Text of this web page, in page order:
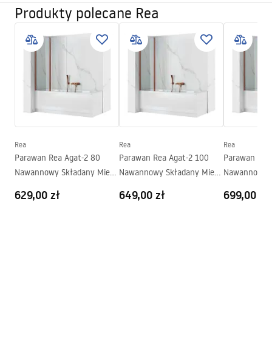
Kolor:
Miedź szczotkowana
Szerokość (mm):
800mm
Wysokość (mm):
1400
mm
Przydymiony brąz
Instrukcja montażu
instrukcja_montazu_parawan_elegant.pdf
Warunki gwarancji
Warranty_Terms_and_Conditions_-
Produkty polecane Rea
Rea
Parawan Rea Agat-2 80
Nawannowy Składany Miedź
629,00 zł
Rea
Parawan Rea Agat-2 100
Nawannowy Składany Miedź
649,00 zł
Rea
Parawan
Nawannowy
699,00 zł